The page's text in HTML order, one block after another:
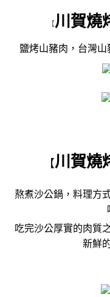
【川賀燒
鹽烤山豬肉，台灣山
【川賀燒
熬煮沙公鍋，料理方
吃完沙公厚實的肉質
新鮮